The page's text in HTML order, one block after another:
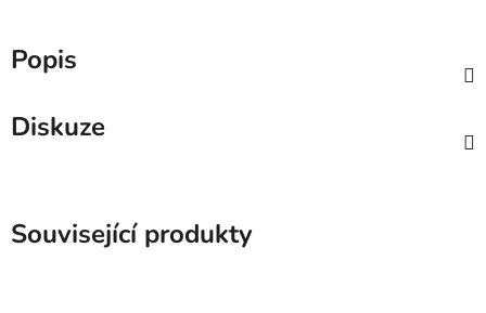
Popis
Diskuze
Související produkty